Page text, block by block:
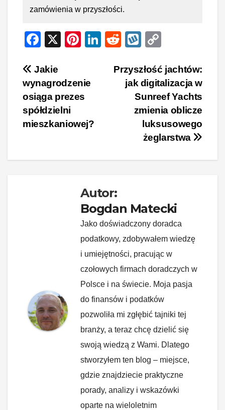
zamówienia w przyszłości.
F
c
e
b
o
X
Pi
e
st
Li
R
d
di
W
o
p
p
y
Li
n
k
Nawigacja
wpisu
Przyszłość jachtów:
jak digitalizacja w
Sunreef Yachts
zmienia oblicze
luksusowego
żeglarstwa
Jakie
wynagrodzenie
osiąga prezes
spółdzielni
mieszkaniowej?
Autor:
Bogdan Matecki
Jako doświadczony doradca
podatkowy, zdobywałem wiedzę
i umiejętności, pracując w
czołowych firmach doradczych w
Polsce i na świecie. Moja pasja
do finansów i podatków
pozwoliła mi zgłębić tajniki tej
branży, a teraz chcę dzielić się
swoją wiedzą z Wami. Dlatego
stworzyłem ten blog – miejsce,
gdzie znajdziecie praktyczne
porady, analizy i wskazówki
oparte na wieloletnim